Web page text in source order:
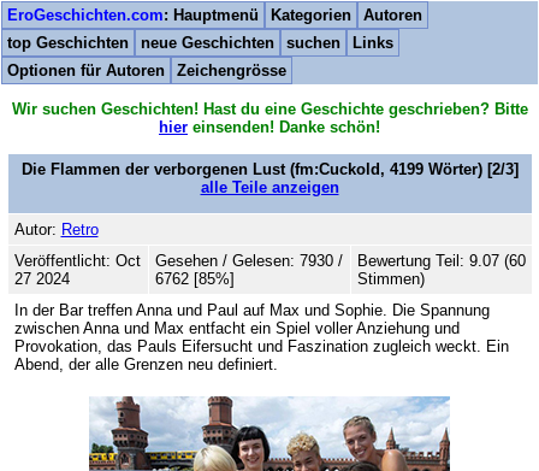
EroGeschichten.com: Hauptmenü Kategorien
Autoren
top Geschichten
neue Geschichten suchen
Links
Optionen für Autoren
Zeichengrösse
Wir suchen Geschichten! Hast du eine Geschichte geschrieben? Bitte
hier einsenden! Danke schön!
Die Flammen der verborgenen Lust(fm:Cuckold, 4199Wörter) [2/3]
alle Teile anzeigen
Autor: Retro
Veröffentlicht: Oct
27 2024
Gesehen / Gelesen: 7930 /
6762 [85%]
Bewertung Teil: 9.07 (60
Stimmen)
In der Bar treffen Anna und Paul auf Max und Sophie. Die Spannung
zwischen Anna und Max entfacht ein Spiel voller Anziehung und
Provokation, das Pauls Eifersucht und Faszination zugleich weckt. Ein
Abend, der alle Grenzen neu definiert.